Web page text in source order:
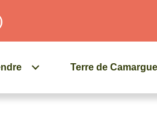
Terre de Camargue